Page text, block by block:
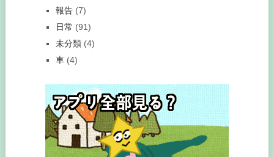
報告(7)
日常 (91)
未分類(4)
車(4)